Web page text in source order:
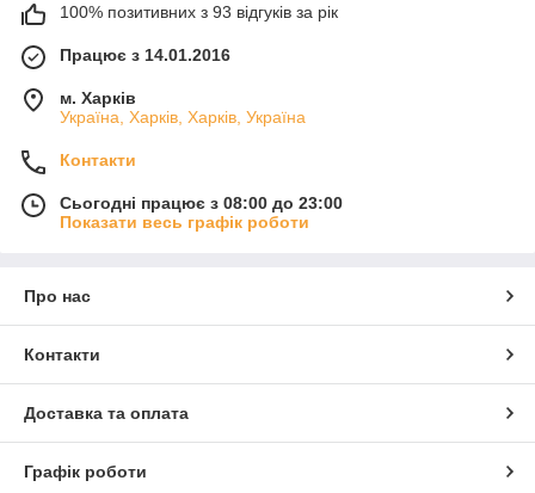
100% позитивних з 93 відгуків за рік
Працює з 14.01.2016
м. Харків
Україна, Харків, Харків, Україна
Контакти
Сьогодні працює з 08:00 до 23:00
Показати весь графік роботи
Про нас
Контакти
Доставка та оплата
Графік роботи